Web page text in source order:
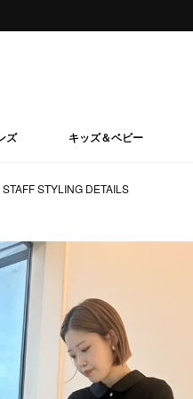
ズ キッズ＆ベビー
STAFF STYLING DETAILS